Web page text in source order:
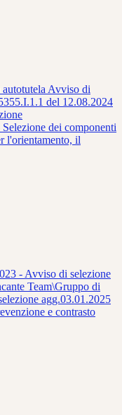
Avviso di
del 12.08.2024
dei componenti
l'orientamento, il
- Avviso di selezione
Team\Gruppo di
agg.03.01.2025
e contrasto